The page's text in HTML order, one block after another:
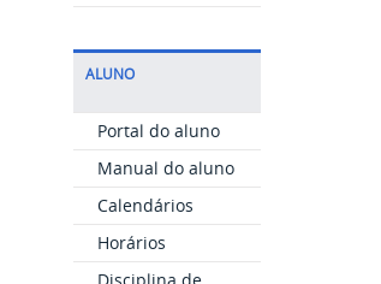
ALUNO
Portal do aluno
Manual do aluno
Calendários
Horários